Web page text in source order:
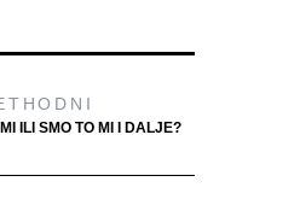
ILI SMO TO MI I DALJE?